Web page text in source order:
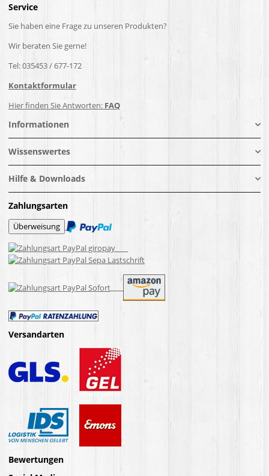
Service
Sie haben eine Frage zu unseren Produkten?
Wir beraten Sie gerne!
Tel: 035453 / 677-172
Kontaktformular
Hier finden Sie Antworten: FAQ
Informationen
Wissenswertes
Hilfe & Downloads
Zahlungsarten
Versandarten
Bewertungen